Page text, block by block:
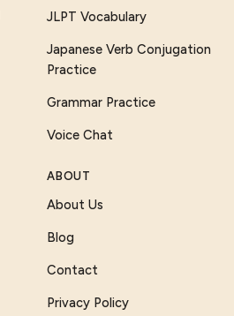
JLPT Vocabulary
Japanese Verb Conjugation
Practice
Grammar Practice
Voice Chat
ABOUT
About Us
Blog
Contact
Privacy Policy